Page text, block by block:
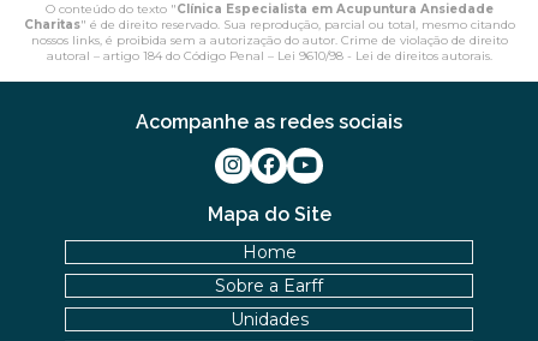
O conteúdo do texto "Clínica Especialista em Acupuntura Ansiedade
Charitas" é de direito reservado. Sua reprodução, parcial ou total, mesmo citando
nossos links, é proibida sem a autorização do autor. Crime de violação de direito
autoral – artigo 184 do Código Penal – Lei 9610/98 - Lei de direitos autorais.
Mapa do Site
Home
Sobre a Earff
Unidades
Acompanhe as redes sociais